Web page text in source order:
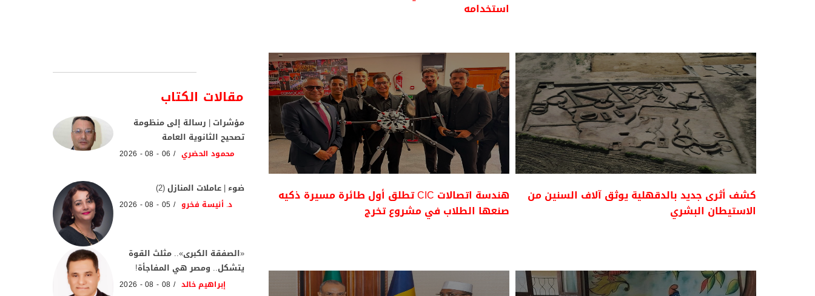
استخدامه
كشف أثرى جديد بالدقهلية يوثق آلاف السنين من
الاستيطان البشري
هندسة اتصالات CIC تطلق أول طائرة مسيرة ذكيه
صنعها الطلاب في مشروع تخرج
مقالات الكتاب
مؤشرات | رسالة إلى منظومة
تصحيح الثانوية العامة
محمود الحضري 06 - 08 - 2026
ضوء | عاملات المنازل (2)
د. أنيسة فخرو 05 - 08 - 2026
«الصفقة الكبرى».. مثلث القوة
يتشكل.. ومصر هي المفاجأة!
إبراهيم خالد 08 - 08 - 2026